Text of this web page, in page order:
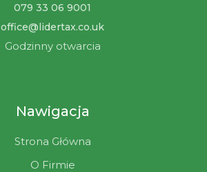
079 33 06 9001
office@lidertax.co.uk
Godzinny otwarcia
Nawigacja
Strona Główna
O Firmie